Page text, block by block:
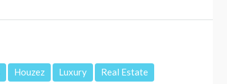
Houzez Luxury Real Estate